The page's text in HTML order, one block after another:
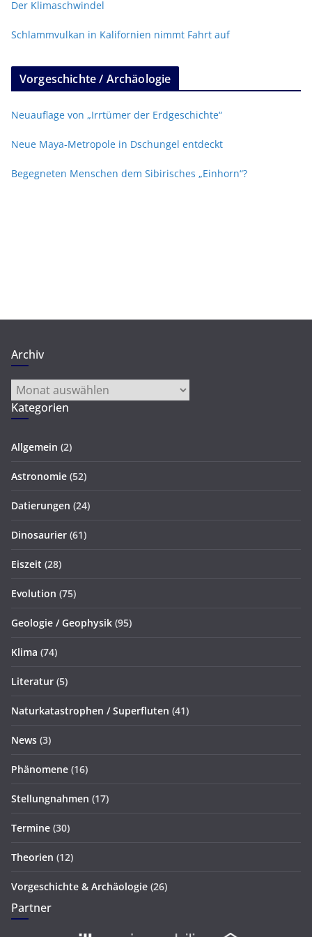
Der Klimaschwindel
Schlammvulkan in Kalifornien nimmt Fahrt auf
Vorgeschichte / Archäologie
Neuauflage von „Irrtümer der Erdgeschichte“
Neue Maya-Metropole in Dschungel entdeckt
Begegneten Menschen dem Sibirisches „Einhorn“?
Archiv
Archiv
Kategorien
Allgemein (2)
Astronomie (52)
Datierungen (24)
Dinosaurier (61)
Eiszeit (28)
Evolution (75)
Geologie / Geophysik (95)
Klima (74)
Literatur (5)
Naturkatastrophen / Superfluten (41)
News (3)
Phänomene (16)
Stellungnahmen (17)
Termine (30)
Theorien (12)
Vorgeschichte & Archäologie (26)
Partner